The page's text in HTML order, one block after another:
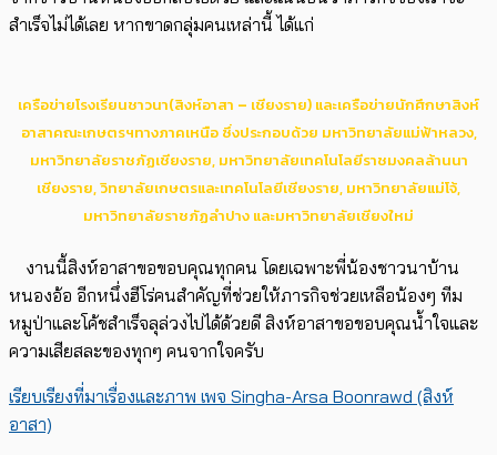
สำเร็จไม่ได้เลย หากขาดกลุ่มคนเหล่านี้ ได้แก่
เครือข่ายโรงเรียนชาวนา(สิงห์อาสา – เชียงราย) และเครือข่ายนักศึกษาสิงห์
อาสาคณะเกษตรฯทางภาคเหนือ ซึ่งประกอบด้วย มหาวิทยาลัยแม่ฟ้าหลวง,
มหาวิทยาลัยราชภัฏเชียงราย, มหาวิทยาลัยเทคโนโลยีราชมงคลล้านนา
เชียงราย, วิทยาลัยเกษตรและเทคโนโลยีเชียงราย, มหาวิทยาลัยแม่โจ้,
มหาวิทยาลัยราชภัฏลำปาง และมหาวิทยาลัยเชียงใหม่
ﾠงานนี้สิงห์อาสาขอขอบคุณทุกคน โดยเฉพาะพี่น้องชาวนาบ้าน
หนองอ้อ อีกหนึ่งฮีโร่คนสำคัญที่ช่วยให้ภารกิจช่วยเหลือน้องๆ ทีม
หมูป่าและโค้ชสำเร็จลุล่วงไปได้ด้วยดี สิงห์อาสาขอขอบคุณน้ำใจและ
ความเสียสละของทุกๆ คนจากใจครับ
เรียบเรียงที่มาเรื่องและภาพ เพจ Singha-Arsa Boonrawd (สิงห์
อาสา)